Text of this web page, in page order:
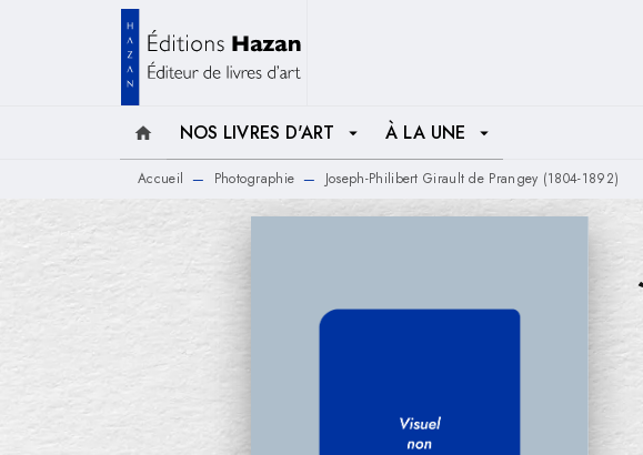
MENU RECHERCHE
home NOS LIVRES D'ART arrow_drop_down À LA UNE arrow_drop_down
Accueil — Photographie — Joseph-Philibert Girault de Prangey (1804-1892)